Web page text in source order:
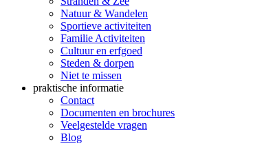
Natuur & Wandelen
Sportieve activiteiten
Familie Activiteiten
Cultuur en erfgoed
Steden & dorpen
Niet te missen
praktische informatie
Contact
Documenten en brochures
Veelgestelde vragen
Blog